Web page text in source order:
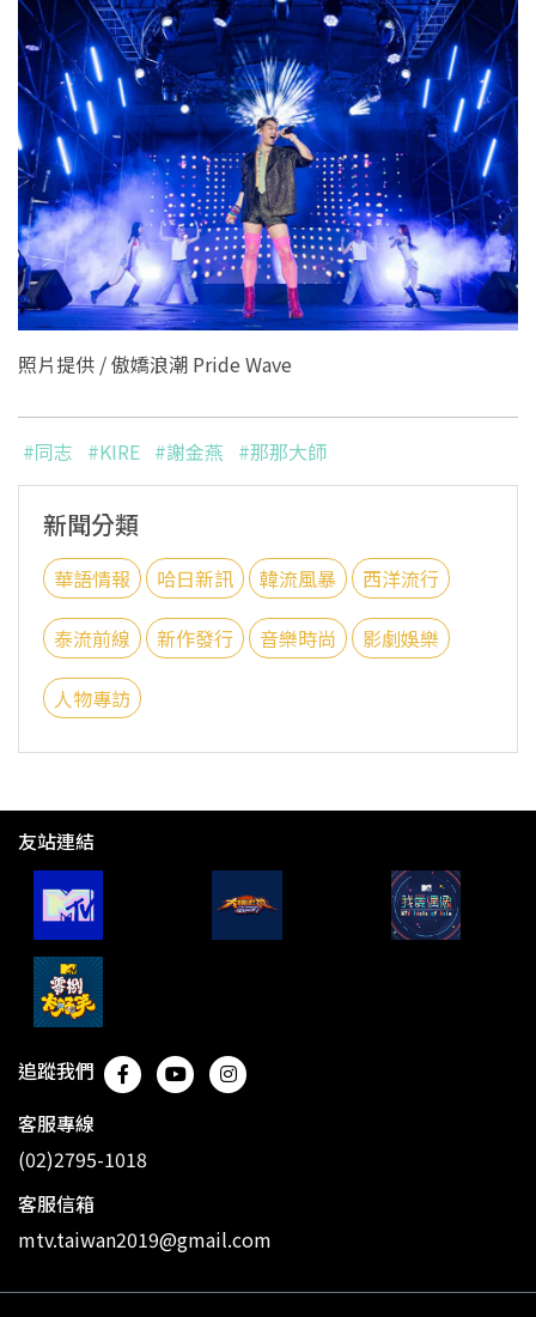
照片提供 / ​傲嬌浪潮 Pride Wave
#同志 #KIRE #謝金燕 #那那大師
新聞分類
華語情報 哈日新訊 韓流風暴 西洋流行
泰流前線 新作發行 音樂時尚 影劇娛樂
人物專訪
友站連結
追蹤我們
客服專線
(02)2795-1018
客服信箱
mtv.taiwan2019@gmail.com